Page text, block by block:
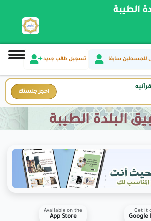
الطيبة
للمسجلين سابقا تسجيل طالب جديد
احجز جلستك
البلدة الطيبة
Get it
Google
Available on the
App Store